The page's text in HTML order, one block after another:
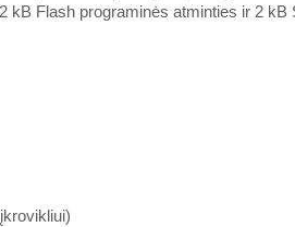
kB Flash programinės atminties ir 2 kB